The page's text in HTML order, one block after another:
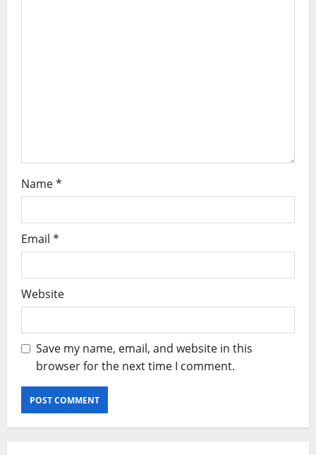
Name*
Email *
Website
Save my name, email, and website in this
browser for the next time I comment.